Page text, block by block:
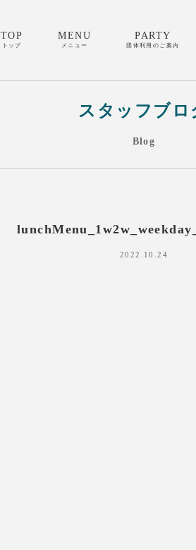
TOP
トップ
MENU
メニュー
PARTY
団体利用のご案内
スタッフブロ
Blog
2022.10.24